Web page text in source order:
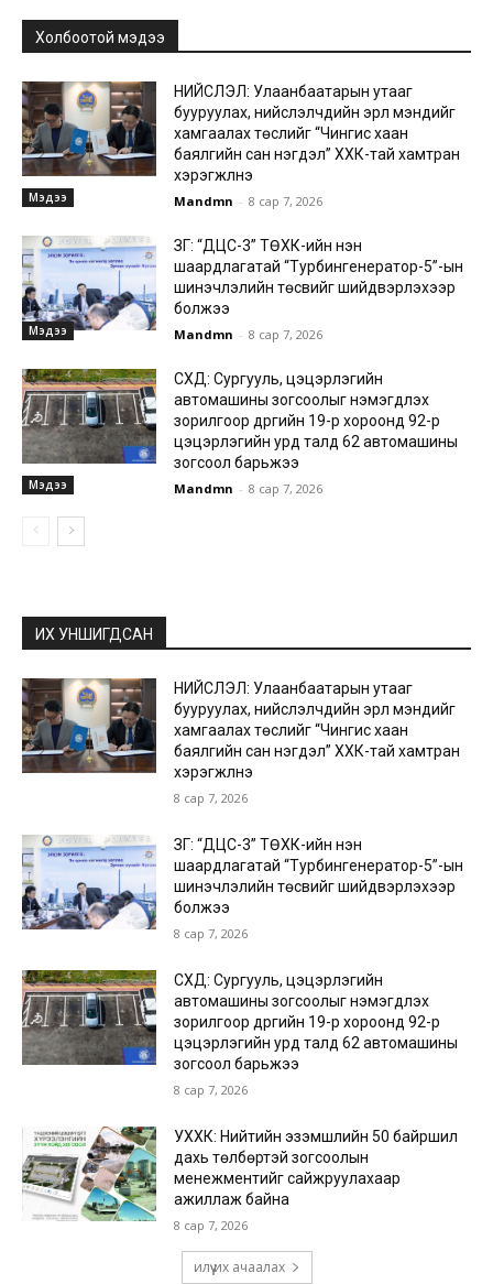
Холбоотой мэдээ
Мэдээ
НИЙСЛЭЛ: Улаанбаатарын утааг
бууруулах, нийслэлчүүдийн эрүүл мэндийг
хамгаалах төслийг “Чингис хаан
баялгийн сан нэгдэл” ХХК-тай хамтран
хэрэгжүүлнэ
Mandmn - 8 сар 7, 2026
Мэдээ
ЗГ: “ДЦС-3” ТӨХК-ийн нэн
шаардлагатай “Турбингенератор-5”-ын
шинэчлэлийн төсвийг шийдвэрлэхээр
болжээ
Mandmn - 8 сар 7, 2026
Мэдээ
СХД: Сургууль, цэцэрлэгийн
автомашины зогсоолыг нэмэгдүүлэх
зорилгоор дүүргийн 19-р хороонд 92-р
цэцэрлэгийн урд талд 62 автомашины
зогсоол барьжээ
Mandmn - 8 сар 7, 2026
ИХ УНШИГДСАН
НИЙСЛЭЛ: Улаанбаатарын утааг
бууруулах, нийслэлчүүдийн эрүүл мэндийг
хамгаалах төслийг “Чингис хаан
баялгийн сан нэгдэл” ХХК-тай хамтран
хэрэгжүүлнэ
8 сар 7, 2026
ЗГ: “ДЦС-3” ТӨХК-ийн нэн
шаардлагатай “Турбингенератор-5”-ын
шинэчлэлийн төсвийг шийдвэрлэхээр
болжээ
8 сар 7, 2026
СХД: Сургууль, цэцэрлэгийн
автомашины зогсоолыг нэмэгдүүлэх
зорилгоор дүүргийн 19-р хороонд 92-р
цэцэрлэгийн урд талд 62 автомашины
зогсоол барьжээ
8 сар 7, 2026
УХХК: Нийтийн эзэмшлийн 50 байршил
дахь төлбөртэй зогсоолын
менежментийг сайжруулахаар
ажиллаж байна
8 сар 7, 2026
илүү их ачаалах